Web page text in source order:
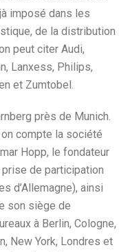
imposé dans les
de la distribution
peut citer Audi,
Lanxess, Philips,
et Zumtobel.
près de Munich.
compte la société
Hopp, le fondateur
de participation
d’Allemagne), ainsi
son siège de
à Berlin, Cologne,
New York, Londres et